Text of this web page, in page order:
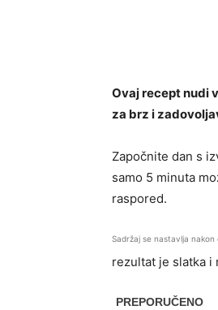
Ovaj recept nudi
za brz i
Započnite dan s
samo 5 minuta
raspored.
Sadržaj se nastavlja nakon
rezultat je slatka i